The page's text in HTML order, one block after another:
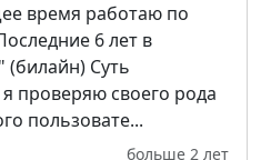
время работаю по
6 лет в
Суть
проверяю своего рода
пользовате...
больше 2 лет